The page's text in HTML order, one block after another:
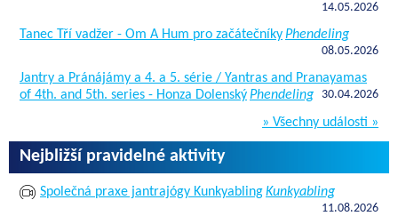
14.05.2026
Tanec Tří vadžer - Om A Hum pro začátečníkyPhendeling
08.05.2026
Jantry a Pránájámy a 4. a 5. série / Yantras and Pranayamas
of 4th. and 5th. series - Honza DolenskýPhendeling 30.04.2026
» Všechny události »
Nejbližší pravidelné aktivity
Společná praxe jantrajógy KunkyablingKunkyabling
11.08.2026